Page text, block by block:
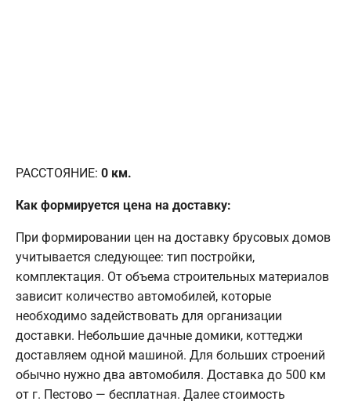
РАССТОЯНИЕ: 0 км.
Как формируется цена на доставку:
При формировании цен на доставку брусовых домов
учитывается следующее: тип постройки,
комплектация. От объема строительных материалов
зависит количество автомобилей, которые
необходимо задействовать для организации
доставки. Небольшие дачные домики, коттеджи
доставляем одной машиной. Для больших строений
обычно нужно два автомобиля. Доставка до 500 км
от г. Пестово — бесплатная. Далее стоимость